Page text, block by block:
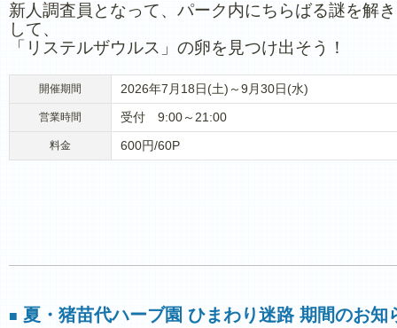
新人調査員となって、パーク内にちらばる謎を解
して、
「リステルザウルス」の卵を見つけ出そう！
開催期間 2026年7月18日(土)～9月30日(水)
営業時間 受付 9:00～21:00
料金 600円/60P
■ 夏・猪苗代ハーブ園 ひまわり迷路 期間のお知